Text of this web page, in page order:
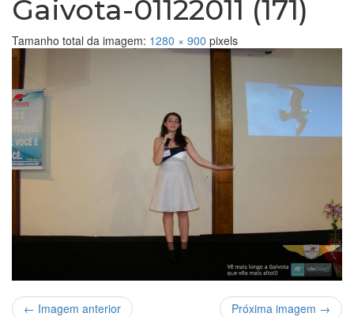
Gaivota-01122011 (171)
Tamanho total da imagem: 1280 × 900 pixels
← Imagem anterior Próxima imagem →